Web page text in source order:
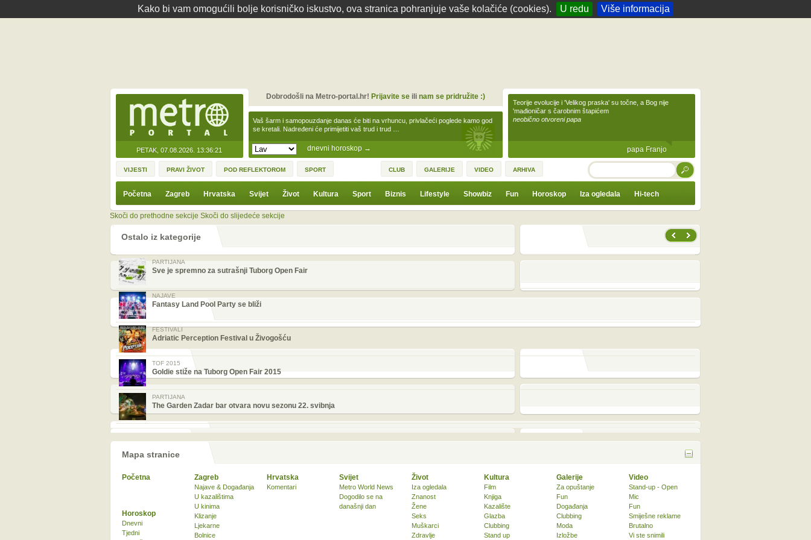
Kako bi vam omogućili bolje korisničko iskustvo, ova stranica pohranjuje vaše kolačiće (cookies). U redu Više informacija
PETAK, 07.08.2026. 13:36:21 dnevni horoskop →
Vaš šarm i samopouzdanje danas će biti na vrhuncu, privlačeći poglede kamo god
se kretali. Nadređeni će primijetiti vaš trud i trud …
Dobrodošli na Metro-portal.hr! Prijavite seili nam se pridružite :)
Teorije evolucije i 'Velikog praska' su točne, a Bog nije
'mađioničar s čarobnim štapićem
neobično otvoreni papa
papa Franjo
VIJESTI PRAVI ŽIVOT POD REFLEKTOROM SPORT CLUB GALERIJE VIDEO ARHIVA TRAŽI
Početna Zagreb Hrvatska Svijet Život Kultura Sport Biznis Lifestyle Showbiz Fun Horoskop Iza ogledala Hi-tech
Skoči do prethodne sekcije Skoči do slijedeće sekcije
Ostalo iz kategorije
PARTIJANA
Sve je spremno za sutrašnji Tuborg Open Fair
NAJAVE
Fantasy Land Pool Party se bliži
FESTIVALI
Adriatic Perception Festival u Živogošću
TOF 2015
Goldie stiže na Tuborg Open Fair 2015
PARTIJANA
The Garden Zadar bar otvara novu sezonu 22. svibnja
Mapa stranice
Početna Zagreb
Najave & Događanja
U kazalištima
U kinima
Klizanje
Ljekarne
Bolnice
Hrvatska
Komentari
Svijet
Metro World News
Dogodilo se na
današnji dan
Život
Iza ogledala
Znanost
Žene
Seks
Muškarci
Zdravlje
Kultura
Film
Knjiga
Kazalište
Glazba
Clubbing
Stand up
Horoskop
Dnevni
Tjedni
Galerije
Za opuštanje
Fun
Događanja
Clubbing
Moda
Izložbe
Video
Stand-up - Open
Mic
Fun
Smiješne reklame
Brutalno
Vi ste snimili